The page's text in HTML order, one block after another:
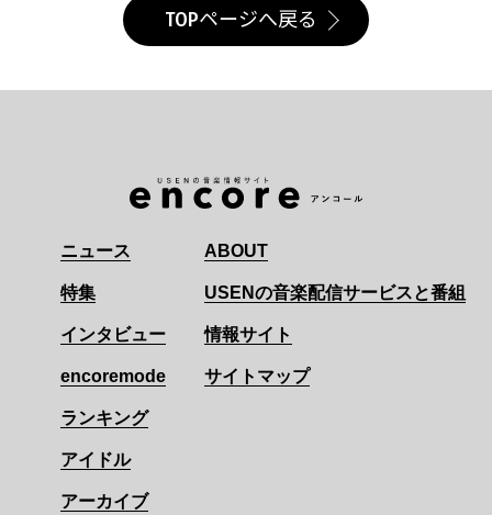
TOPページへ戻る
ニュース
特集
インタビュー
encoremode
ランキング
アイドル
アーカイブ
ABOUT
USENの音楽配信サービスと番組
情報サイト
サイトマップ